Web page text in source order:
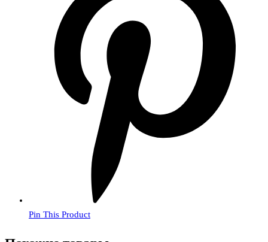
Pin This Product